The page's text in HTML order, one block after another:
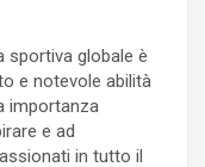
sportiva globale è
e notevole abilità
importanza
e ad
in tutto il